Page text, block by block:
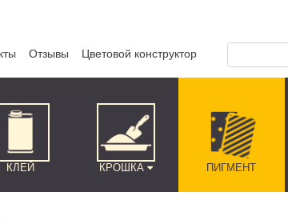
Отзывы Цветовой конструктор
КЛЕЙ КРОШКА ПИГМЕНТ